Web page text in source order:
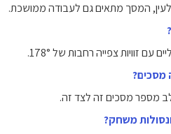
לעין, המסך מתאים גם לעבודה ממושכת.
מסכים?
מספר מסכים זה לצד זה.
משחק?